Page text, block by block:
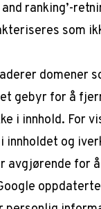
ranking’-
som
domener
gebyr for å
i innhold. For
og
avgjørende for